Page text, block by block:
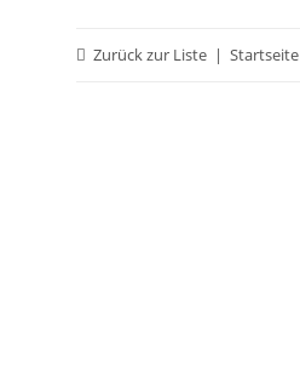
Zurück zur Liste Startseite